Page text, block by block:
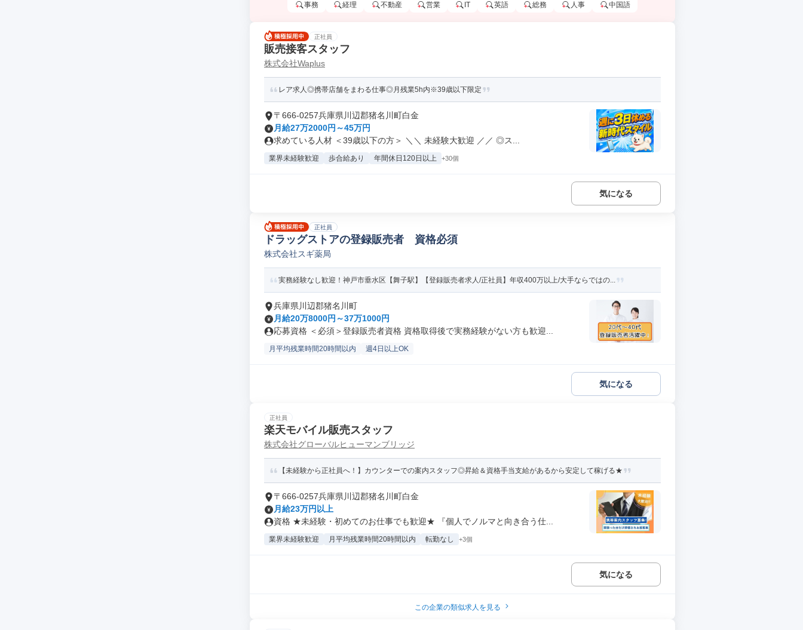
事務 経理 不動産 営業 IT 英語 総務 人事 中国語
正社員
販売接客スタッフ
株式会社Waplus
レア求人◎携帯店舗をまわる仕事◎月残業5h内※39歳以下限定
〒666-0257兵庫県川辺郡猪名川町白金
月給27万2000円～45万円
求めている人材 ＜39歳以下の方＞ ＼＼ 未経験大歓迎 ／／ ◎ス...
業界未経験歓迎 歩合給あり 年間休日120日以上 +30個
気になる
正社員
ドラッグストアの登録販売者 資格必須
株式会社スギ薬局
実務経験なし歓迎！神戸市垂水区【舞子駅】【登録販売者求人/正社員】年収400万以上/大手ならではの...
兵庫県川辺郡猪名川町
月給20万8000円～37万1000円
応募資格 ＜必須＞登録販売者資格 資格取得後で実務経験がない方も歓迎...
月平均残業時間20時間以内 週4日以上OK
気になる
正社員
楽天モバイル販売スタッフ
株式会社グローバルヒューマンブリッジ
【未経験から正社員へ！】カウンターでの案内スタッフ◎昇給＆資格手当支給があるから安定して稼げる★
〒666-0257兵庫県川辺郡猪名川町白金
月給23万円以上
資格 ★未経験・初めてのお仕事でも歓迎★ 『個人でノルマと向き合う仕...
業界未経験歓迎 月平均残業時間20時間以内 転勤なし +3個
気になる
この企業の類似求人を見る